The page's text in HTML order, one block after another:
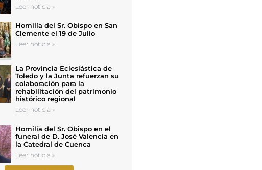
Leer noticia »
Homilía del Sr. Obispo en San
Clemente el 19 de Julio
Leer noticia »
La Provincia Eclesiástica de
Toledo y la Junta refuerzan su
colaboración para la
rehabilitación del patrimonio
histórico regional
Leer noticia »
Homilía del Sr. Obispo en el
funeral de D. José Valencia en
la Catedral de Cuenca
Leer noticia »